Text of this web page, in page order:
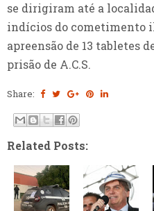
se dirigiram até a
indícios do cometimento
apreensão de 13 tabletes
prisão de A.C.S.
Share:
Related Posts: